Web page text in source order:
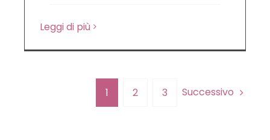
Leggi di più
1 2 3 Successivo